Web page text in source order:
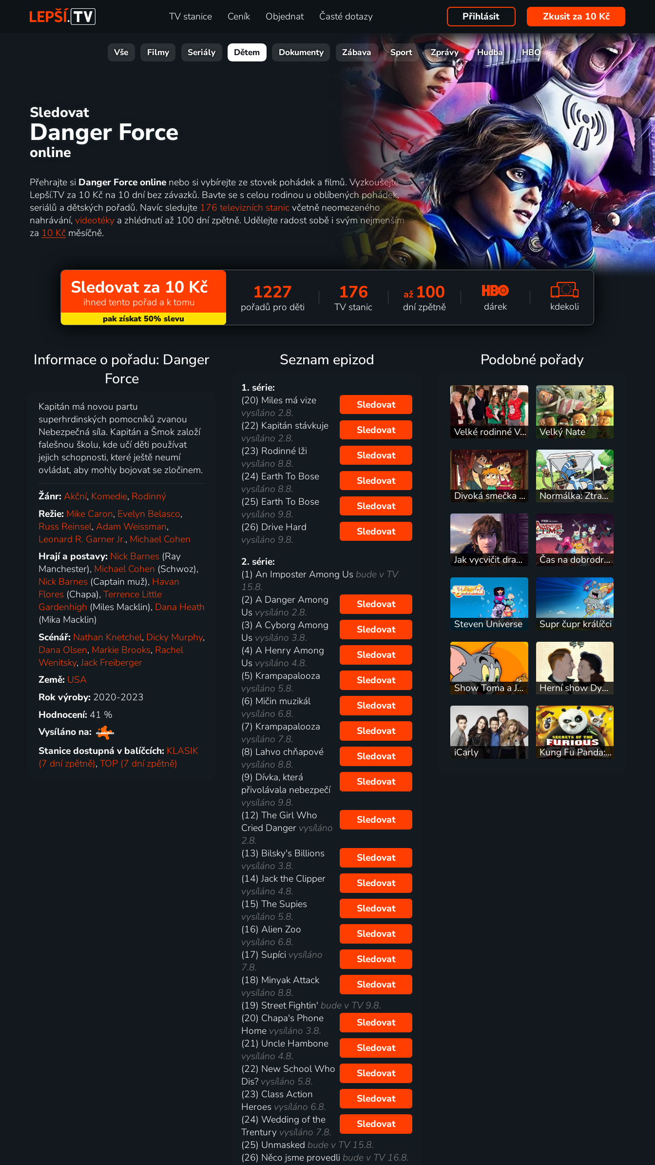
TV stanice Ceník Objednat Časté dotazy Přihlásit Zkusit za 10 Kč
Vše Filmy Seriály Dětem Dokumenty Zábava Sport Zprávy Hudba HBO
Sledovat
Danger Force
online
Přehrajte si Danger Force onlinenebo si vybírejte ze stovek pohádek a filmů. Vyzkoušejte
Lepší.TV za 10 Kč na 10 dní bez závazků. Bavte se s celou rodinou u oblíbených pohádek,
seriálů a dětských pořadů. Navíc sledujte 176 televizních stanicvčetně neomezeného
nahrávání, videotékya zhlédnutí až 100 dní zpětně. Udělejte radost sobě i svým nejmenším
za 10 Kčměsíčně.
Sledovat za 10 Kč
ihned tento pořad a k tomu 1227
pořadů pro děti
176
TV stanic
až 100
dní zpětně dárek kdekoli
Informace o pořadu: Danger
Force
Kapitán má novou partu
superhrdinských pomocníků zvanou
Nebezpečná síla. Kapitán a Šmok založí
falešnou školu, kde učí děti používat
jejich schopnosti, které ještě neumí
ovládat, aby mohly bojovat se zločinem.
Žánr:Akční, Komedie, Rodinný
Režie: Mike Caron, Evelyn Belasco,
Russ Reinsel,Adam Weissman,
Leonard R. Garner Jr., Michael Cohen
Hrají a postavy: Nick Barnes (Ray
Manchester), Michael Cohen (Schwoz),
Nick Barnes (Captain muž), Havan
Flores (Chapa),Terrence Little
Gardenhigh (Miles Macklin), Dana Heath
(Mika Macklin)
Scénář: Nathan Knetchel, Dicky Murphy,
Dana Olsen, Markie Brooks, Rachel
Wenitsky,Jack Freiberger
Země: USA
Rok výroby: 2020-2023
Hodnocení: 41 %
Vysíláno na:
Stanice dostupná v balíčcích: KLASIK
(7 dní zpětně),TOP (7 dní zpětně)
Seznam epizod
1. série:
(20) Miles má vize
vysíláno 2.8.
Sledovat
(22) Kapitán stávkuje
vysíláno 2.8.
Sledovat
(23) Rodinné lži
vysíláno 8.8.
Sledovat
(24) Earth To Bose
vysíláno 8.8.
Sledovat
(25) Earth To Bose
vysíláno 9.8.
Sledovat
(26) Drive Hard
vysíláno 9.8.
Sledovat
2. série:
(1) An Imposter Among Us bude v TV
15.8.
(2) A Danger Among
Us vysíláno 2.8.
Sledovat
(3) A Cyborg Among
Us vysíláno 3.8.
Sledovat
(4) A Henry Among
Us vysíláno 4.8.
Sledovat
(5) Krampapalooza
vysíláno 5.8.
Sledovat
(6) Mičin muzikál
vysíláno 6.8.
Sledovat
(7) Krampapalooza
vysíláno 7.8.
Sledovat
(8) Lahvo chňapové
vysíláno 8.8.
Sledovat
(9) Dívka, která
přivolávala nebezpečí
vysíláno 9.8.
Sledovat
(12) The Girl Who
Cried Danger vysíláno
2.8.
Sledovat
(13) Bilsky's Billions
vysíláno 3.8.
Sledovat
(14) Jack the Clipper
vysíláno 4.8.
Sledovat
(15) The Supies
vysíláno 5.8.
Sledovat
(16) Alien Zoo
vysíláno 6.8.
Sledovat
(17) Supíci vysíláno
7.8.
Sledovat
(18) Minyak Attack
vysíláno 8.8.
Sledovat
(19) Street Fightin' bude v TV 9.8.
(20) Chapa's Phone
Home vysíláno 3.8.
Sledovat
(21) Uncle Hambone
vysíláno 4.8.
Sledovat
(22) New School Who
Dis? vysíláno 5.8.
Sledovat
(23) Class Action
Heroes vysíláno 6.8.
Sledovat
(24) Wedding of the
Trentury vysíláno 7.8.
Sledovat
(25) Unmasked bude v TV 15.8.
(26) Něco jsme provedli bude v TV 16.8.
Podobné pořady
Velké rodinné Vánoce Velký Nate
Divoká smečka Wylde-Pakových Normálka: Ztracené nahrávky
Jak vycvičit draky: Závod na hřeben Čas na dobrodružství: Daleké kraje
Steven Universe Supr čupr králíčci
Show Toma a Jerryho Herní show Dynama
iCarly Kung Fu Panda: Tajemství Pěti postrachů